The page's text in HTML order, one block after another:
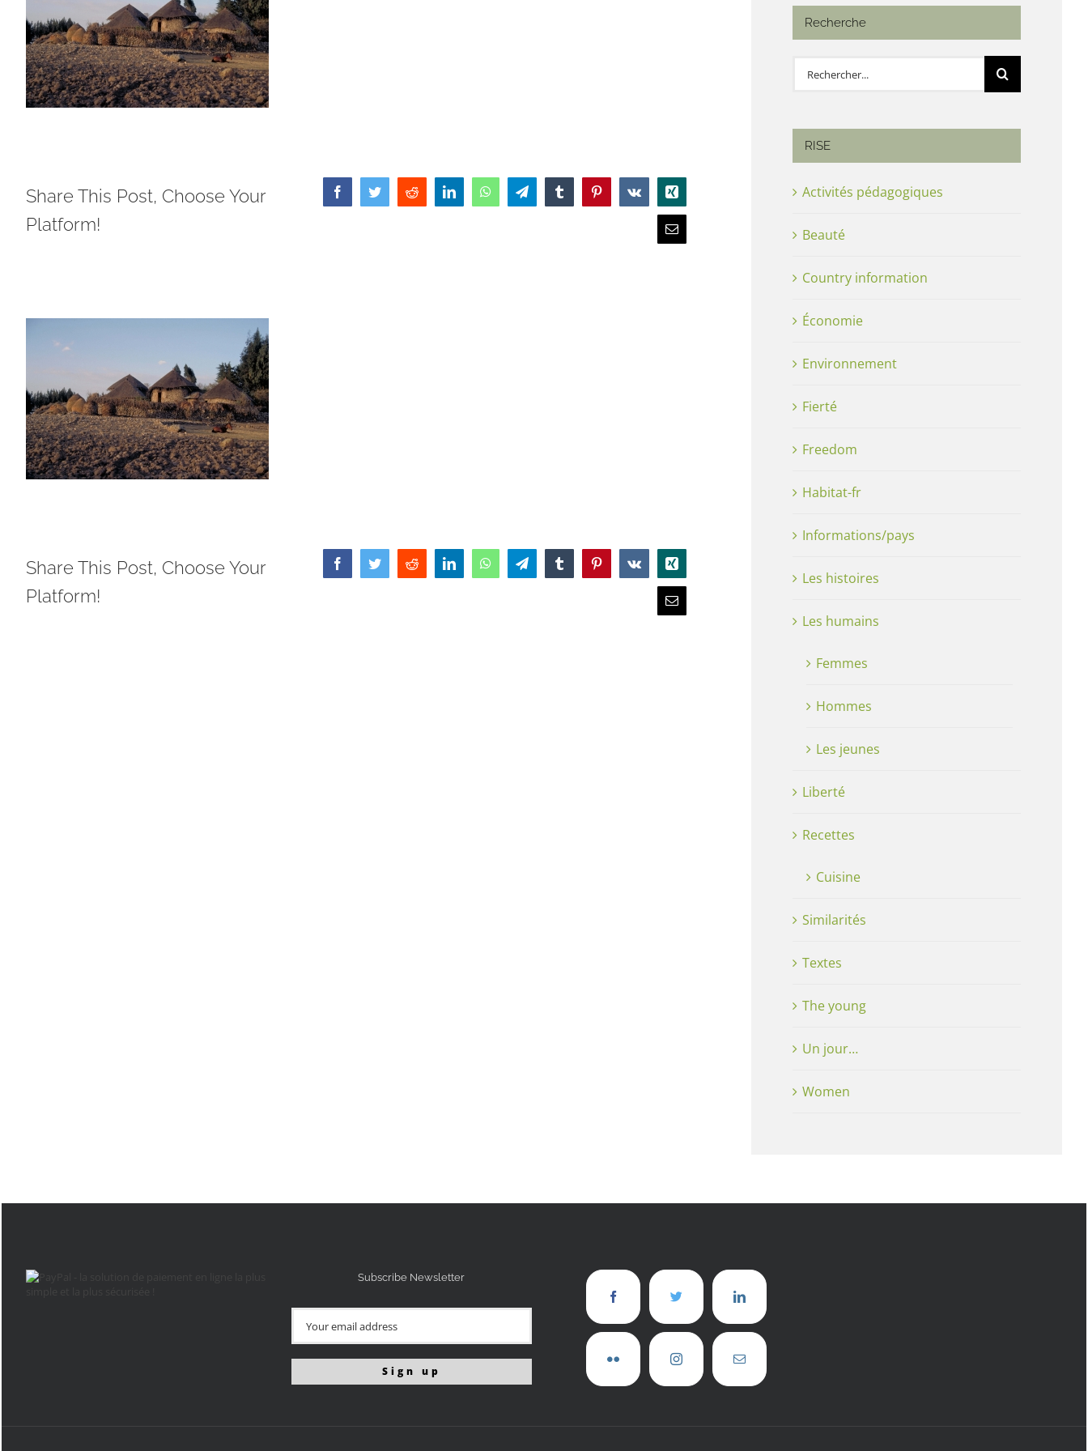
Share This Post, Choose Your
Platform!
FacebookTwitterReddit LinkedInWhatsAppTelegramTumblrPinterestVk Xing
Email
Share This Post, Choose Your
Platform!
FacebookTwitterReddit LinkedInWhatsAppTelegramTumblrPinterestVk Xing
Email
Recherche
Rechercher:
RISE
Activités pédagogiques
Beauté
Country information
Économie
Environnement
Fierté
Freedom
Habitat-fr
Informations/pays
Les histoires
Les humains
Femmes
Hommes
Les jeunes
Liberté
Recettes
Cuisine
Similarités
Textes
The young
Un jour…
Women
Subscribe Newsletter